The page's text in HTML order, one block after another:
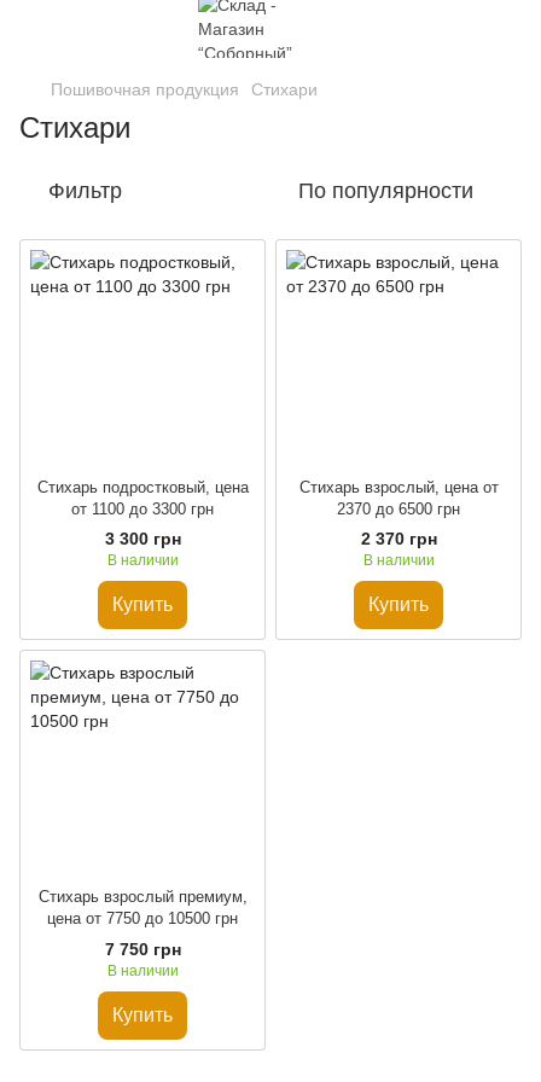
Пошивочная продукция Стихари
Стихари
Фильтр По популярности
Стихарь подростковый, цена
от 1100 до 3300 грн
3 300 грн
В наличии
Купить
Стихарь взрослый, цена от
2370 до 6500 грн
2 370 грн
В наличии
Купить
Стихарь взрослый премиум,
цена от 7750 до 10500 грн
7 750 грн
В наличии
Купить